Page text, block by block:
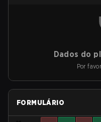
Dados do
Por
FORMULÁRIO